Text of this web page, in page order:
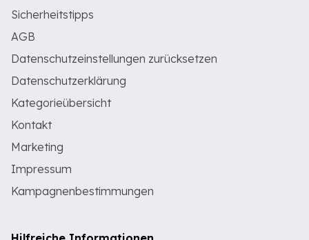
Sicherheitstipps
AGB
Datenschutzeinstellungen zurücksetzen
Datenschutzerklärung
Kategorieübersicht
Kontakt
Marketing
Impressum
Kampagnenbestimmungen